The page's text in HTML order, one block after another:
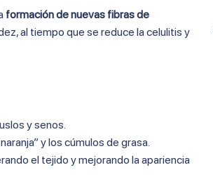
formación de nuevas fibras de
al tiempo que se reduce la celulitis y
y senos.
y los cúmulos de grasa.
el tejido y mejorando la apariencia